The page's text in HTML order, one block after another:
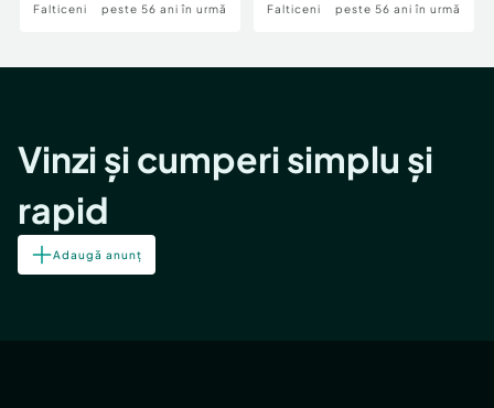
Falticeni peste 56 ani în urmă Falticeni peste 56 ani în urmă
Vinzi și cumperi simplu și
rapid
Adaugă anunț